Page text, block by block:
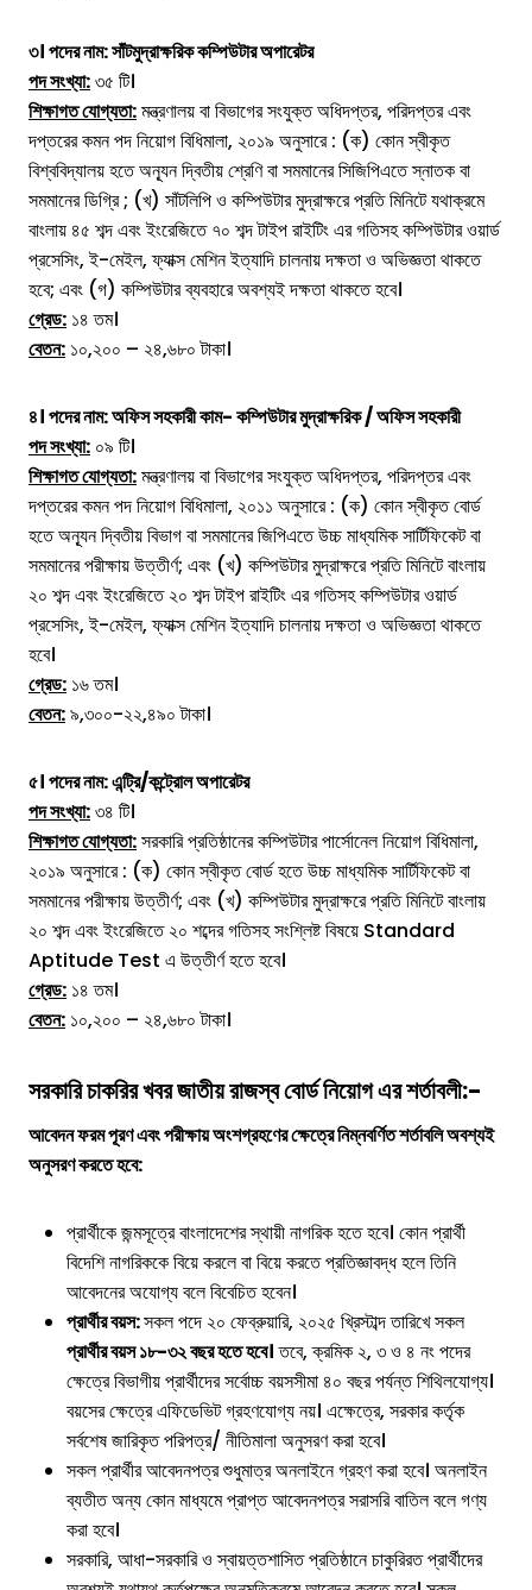
৩। পদের নাম: সাঁটমুদ্রাক্ষরিক কম্পিউটার অপারেটর
পদ সংখ্যা:৩৫ টি।
শিক্ষাগত যোগ্যতা:মন্ত্রণালয় বা বিভাগের সংযুক্ত অধিদপ্তর, পরিদপ্তর এবং
দপ্তরের কমন পদ নিয়োগ বিধিমালা, ২০১৯ অনুসারে : (ক) কোন স্বীকৃত
বিশ্ববিদ্যালয় হতে অন্যূন দ্বিতীয় শ্রেণি বা সমমানের সিজিপিএতে স্নাতক বা
সমমানের ডিগ্রি ; (খ) সাঁটলিপি ও কম্পিউটার মুদ্রাক্ষরে প্রতি মিনিটে যথাক্রমে
বাংলায় ৪৫ শব্দ এবং ইংরেজিতে ৭০ শব্দ টাইপ রাইটিং এর গতিসহ কম্পিউটার ওয়ার্ড
প্রসেসিং, ই-মেইল, ফ্যাক্স মেশিন ইত্যাদি চালনায় দক্ষতা ও অভিজ্ঞতা থাকতে
হবে; এবং (গ) কম্পিউটার ব্যবহারে অবশ্যই দক্ষতা থাকতে হবে।
গ্রেড: ১৪ তম।
বেতন: ১০,২০০ – ২৪,৬৮০ টাকা।
৪। পদের নাম: অফিস সহকারী কাম- কম্পিউটার মুদ্রাক্ষরিক / অফিস সহকারী
পদ সংখ্যা: ০৯ টি।
শিক্ষাগত যোগ্যতা:মন্ত্রণালয় বা বিভাগের সংযুক্ত অধিদপ্তর, পরিদপ্তর এবং
দপ্তরের কমন পদ নিয়োগ বিধিমালা, ২০১১ অনুসারে : (ক) কোন স্বীকৃত বোর্ড
হতে অন্যূন দ্বিতীয় বিভাগ বা সমমানের জিপিএতে উচ্চ মাধ্যমিক সার্টিফিকেট বা
সমমানের পরীক্ষায় উত্তীর্ণ; এবং (খ) কম্পিউটার মুদ্রাক্ষরে প্রতি মিনিটে বাংলায়
২০ শব্দ এবং ইংরেজিতে ২০ শব্দ টাইপ রাইটিং এর গতিসহ কম্পিউটার ওয়ার্ড
প্রসেসিং, ই-মেইল, ফ্যাক্স মেশিন ইত্যাদি চালনায় দক্ষতা ও অভিজ্ঞতা থাকতে
হবে।
গ্রেড: ১৬ তম।
বেতন:৯,৩০০-২২,৪৯০ টাকা।
৫। পদের নাম: এন্ট্রি/কন্ট্রোল অপারেটর
পদ সংখ্যা:৩৪ টি।
শিক্ষাগত যোগ্যতা:সরকারি প্রতিষ্ঠানের কম্পিউটার পার্সোনেল নিয়োগ বিধিমালা,
২০১৯ অনুসারে : (ক) কোন স্বীকৃত বোর্ড হতে উচ্চ মাধ্যমিক সার্টিফিকেট বা
সমমানের পরীক্ষায় উত্তীর্ণ; এবং (খ) কম্পিউটার মুদ্রাক্ষরে প্রতি মিনিটে বাংলায়
২০ শব্দ এবং ইংরেজিতে ২০ শব্দের গতিসহ সংশ্লিষ্ট বিষয়ে Standard
Aptitude Test এ উত্তীর্ণ হতে হবে।
গ্রেড: ১৪ তম।
বেতন: ১০,২০০ – ২৪,৬৮০ টাকা।
সরকারি চাকরির খবরজাতীয় রাজস্ব বোর্ডনিয়োগ এর শর্তাবলী:-
আবেদন ফরম পূরণ এবং পরীক্ষায় অংশগ্রহণের ক্ষেত্রে নিম্নবর্ণিত শর্তাবলি অবশ্যই
অনুসরণ করতে হবে:
প্রার্থীকে জন্মসূত্রে বাংলাদেশের স্থায়ী নাগরিক হতে হবে। কোন প্রার্থী
বিদেশি নাগরিককে বিয়ে করলে বা বিয়ে করতে প্রতিজ্ঞাবদ্ধ হলে তিনি
আবেদনের অযোগ্য বলে বিবেচিত হবেন।
প্রার্থীর বয়স:সকল পদে ২০ ফেব্রুয়ারি, ২০২৫ খ্রিস্টাব্দ তারিখে সকল
প্রার্থীর বয়স ১৮-৩২ বছর হতে হবে।তবে, ক্রমিক ২, ৩ ও ৪ নং পদের
ক্ষেত্রে বিভাগীয় প্রার্থীদের সর্বোচ্চ বয়সসীমা ৪০ বছর পর্যন্ত শিথিলযোগ্য।
বয়সের ক্ষেত্রে এফিডেভিট গ্রহণযোগ্য নয়। এক্ষেত্রে, সরকার কর্তৃক
সর্বশেষ জারিকৃত পরিপত্র/ নীতিমালা অনুসরণ করা হবে।
সকল প্রার্থীর আবেদনপত্র শুধুমাত্র অনলাইনে গ্রহণ করা হবে। অনলাইন
ব্যতীত অন্য কোন মাধ্যমে প্রাপ্ত আবেদনপত্র সরাসরি বাতিল বলে গণ্য
করা হবে।
সরকারি, আধা-সরকারি ও স্বায়ত্তশাসিত প্রতিষ্ঠানে চাকুরিরত প্রার্থীদের